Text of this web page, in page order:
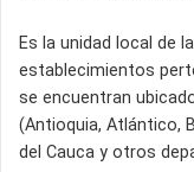
Es la unidad local de
establecimientos
se encuentran
(Antioquia, Atlántico,
del Cauca y otros